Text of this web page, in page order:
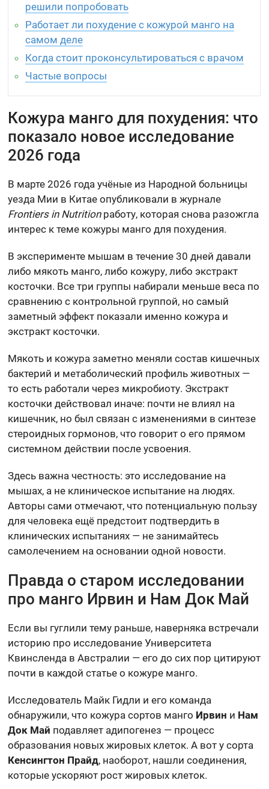
решили попробовать
Работает ли похудение с кожурой манго на
самом деле
Когда стоит проконсультироваться с врачом
Частые вопросы
Кожура манго для похудения: что
показало новое исследование
2026 года
В марте 2026 года учёные из Народной больницы
уезда Мии в Китае опубликовали в журнале
Frontiers in Nutritionработу, которая снова разожгла
интерес к теме кожуры манго для похудения.
В эксперименте мышам в течение 30 дней давали
либо мякоть манго, либо кожуру, либо экстракт
косточки. Все три группы набирали меньше веса по
сравнению с контрольной группой, но самый
заметный эффект показали именно кожура и
экстракт косточки.
Мякоть и кожура заметно меняли состав кишечных
бактерий и метаболический профиль животных —
то есть работали через микробиоту. Экстракт
косточки действовал иначе: почти не влиял на
кишечник, но был связан с изменениями в синтезе
стероидных гормонов, что говорит о его прямом
системном действии после усвоения.
Здесь важна честность: это исследование на
мышах, а не клиническое испытание на людях.
Авторы сами отмечают, что потенциальную пользу
для человека ещё предстоит подтвердить в
клинических испытаниях — не занимайтесь
самолечением на основании одной новости.
Правда о старом исследовании
про манго Ирвин и Нам Док Май
Если вы гуглили тему раньше, наверняка встречали
историю про исследование Университета
Квинсленда в Австралии — его до сих пор цитируют
почти в каждой статье о кожуре манго.
Исследователь Майк Гидли и его команда
обнаружили, что кожура сортов манго Ирвин и Нам
Док Май подавляет адипогенез — процесс
образования новых жировых клеток. А вот у сорта
Кенсингтон Прайд, наоборот, нашли соединения,
которые ускоряют рост жировых клеток.